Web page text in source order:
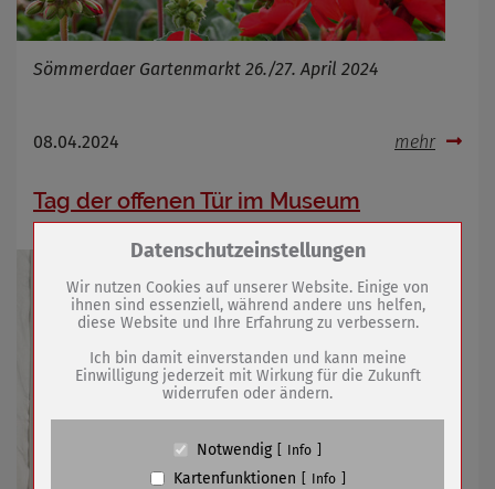
Sömmerdaer Gartenmarkt 26./27. April 2024
08.04.2024 mehr
Tag der offenen Tür im Museum
Zum Betrieb der Seite notwendige Cookies /
Name
PHP Session Cookie
Anbieter
Eigentümer dieser Website (Wenko-
Wenselaar GmbH & Co. KG)
Absicherung Kontaktformular / SPAM
Datenschutzeinstellungen
Wir nutzen Cookies auf unserer Website. Einige von
ihnen sind essenziell, während andere uns helfen,
diese Website und Ihre Erfahrung zu verbessern.
Ich bin damit einverstanden und kann meine
Einwilligung jederzeit mit Wirkung für die Zukunft
widerrufen oder ändern.
Notwendig Info
Kartenfunktionen Info